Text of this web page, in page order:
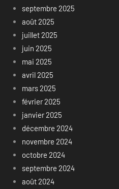
septembre 2025
août 2025
juillet 2025
juin 2025
mai 2025
avril 2025
mars 2025
février 2025
janvier 2025
décembre 2024
novembre 2024
octobre 2024
septembre 2024
août 2024